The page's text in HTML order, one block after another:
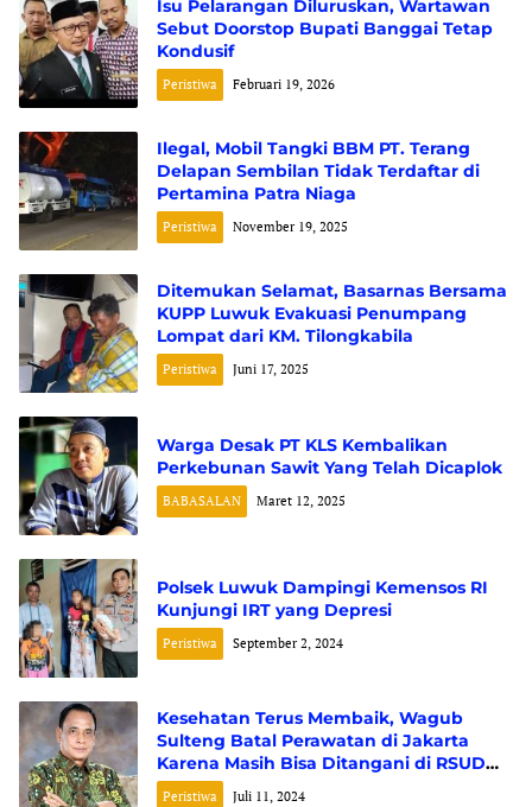
Isu Pelarangan Diluruskan, Wartawan
Sebut Doorstop Bupati Banggai Tetap
Kondusif
Peristiwa Februari 19, 2026
Ilegal, Mobil Tangki BBM PT. Terang
Delapan Sembilan Tidak Terdaftar di
Pertamina Patra Niaga
Peristiwa November 19, 2025
Ditemukan Selamat, Basarnas Bersama
KUPP Luwuk Evakuasi Penumpang
Lompat dari KM. Tilongkabila
Peristiwa Juni 17, 2025
Warga Desak PT KLS Kembalikan
Perkebunan Sawit Yang Telah Dicaplok
BABASALAN Maret 12, 2025
Polsek Luwuk Dampingi Kemensos RI
Kunjungi IRT yang Depresi
Peristiwa September 2, 2024
Kesehatan Terus Membaik, Wagub
Sulteng Batal Perawatan di Jakarta
Karena Masih Bisa Ditangani di RSUD
Banggai
Peristiwa Juli 11, 2024